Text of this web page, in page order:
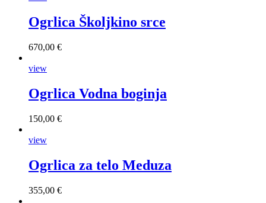
Ogrlica Školjkino srce
670,00 €
view
Ogrlica Vodna boginja
150,00 €
view
Ogrlica za telo Meduza
355,00 €